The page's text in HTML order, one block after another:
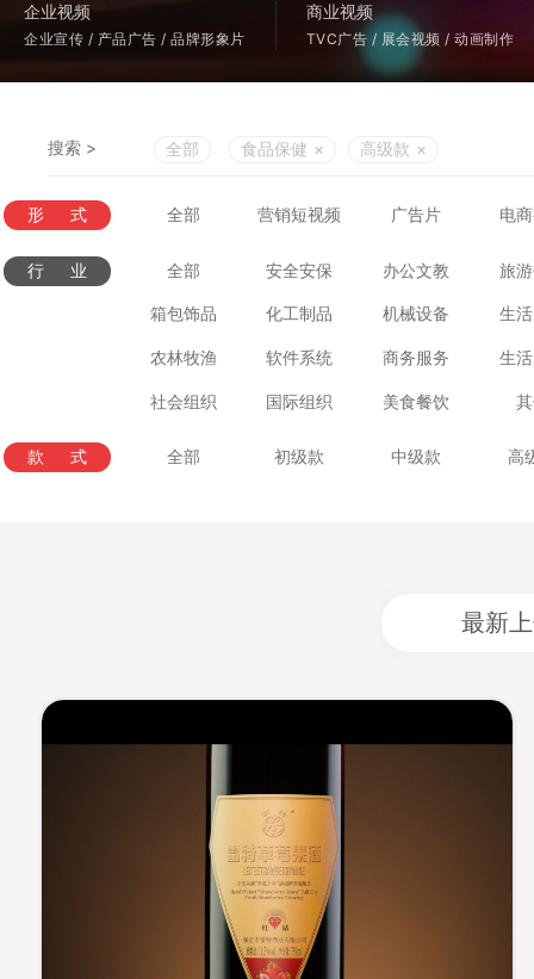
企业视频
企业宣传 / 产品广告 / 品牌形象片
商业视频
TVC广告 / 展会视频 / 动画制作
搜索 > 全部 食品保健 × 高级款 ×
形式 全部 营销短视频 广告片 电
行业 全部 安全安保 办公文教 旅
箱包饰品 化工制品 机械设备 生
农林牧渔 软件系统 商务服务 生
社会组织 国际组织 美食餐饮
款式 全部 初级款 中级款 高
最新